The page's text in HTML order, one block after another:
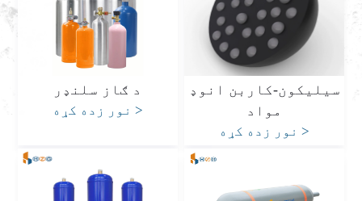
د ګاز سلنډر
>
سیلیکون-کاربن انوډ
مواد
نور زده کړه>